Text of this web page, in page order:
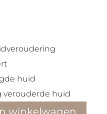
huid
verouderde huid
winkelwagen